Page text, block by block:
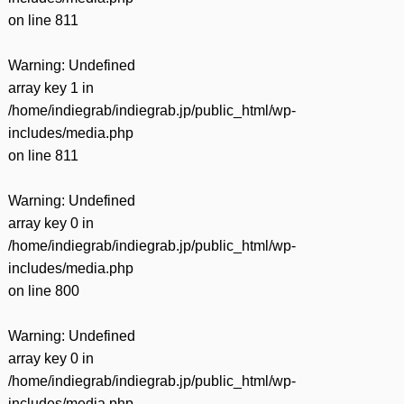
on line 811
Warning: Undefined
array key 1 in
/home/indiegrab/indiegrab.jp/public_html/wp-
includes/media.php
on line 811
Warning: Undefined
array key 0 in
/home/indiegrab/indiegrab.jp/public_html/wp-
includes/media.php
on line 800
Warning: Undefined
array key 0 in
/home/indiegrab/indiegrab.jp/public_html/wp-